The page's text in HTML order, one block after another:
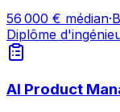
56 000 € médian·
Diplôme
AI Product